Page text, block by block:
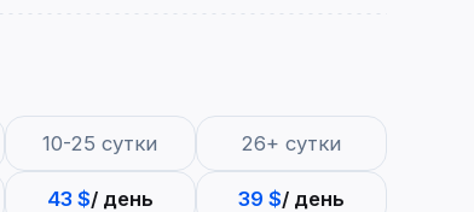
10-25 сутки
43 $/ день
26+ сутки
39 $/ день